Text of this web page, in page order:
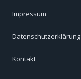
Impressum
Datenschutzerklärung
Kontakt